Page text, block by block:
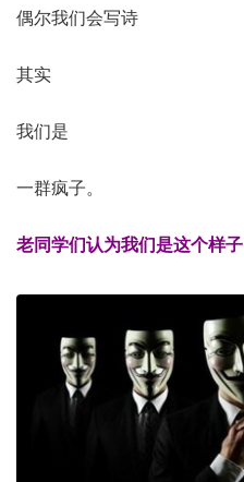
偶尔我们会写诗
其实
我们是
一群疯子。
老同学们认为我们是这个样子